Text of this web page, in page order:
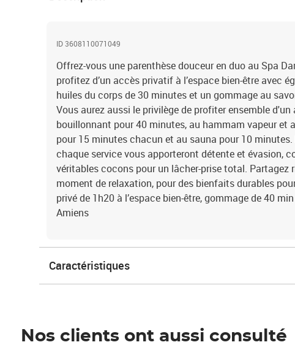
ID 3608110071049
Offrez-vous une parenthèse douceur en duo au Spa
profitez d’un accès privatif à l’espace bien-être avec
huiles du corps de 30 minutes et un gommage au
Vous aurez aussi le privilège de profiter ensemble
bouillonnant pour 40 minutes, au hammam vapeur et
pour 15 minutes chacun et au sauna pour 10 minutes.
chaque service vous apporteront détente et évasion,
véritables cocons pour un lâcher-prise total. Partagez
moment de relaxation, pour des bienfaits durables
privé de 1h20 à l’espace bien-être, gommage de 40
Amiens
Caractéristiques
Nos clients ont aussi consulté